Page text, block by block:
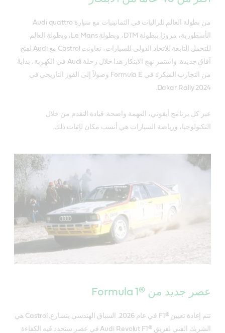
من بطولة العالم للراليات في الثمانينيات مع سيارة Audi quattro
الأسطورية، مرورًا ببطولة DTM، وبطولة Le Mans، وبطولة العالم
للتحمل التابعة للاتحاد الدولي للسيارات، تعاونت Castrol مع Audi لفتح
آفاق جديدة. واستمر نهج الابتكار هذا خلال رحلة Audi في الكهربة، بدايةً
من التجارب المبكرة في Formula E وصولاً إلى الفوز التاريخي في
Dakar Rally 2024.
عبر كل برنامج أيقوني، المهمة واضحة. قيادة التقدم من خلال
التكنولوجيا، ورياضة السيارات هي أنسب مكان لإثبات ذلك.
عصر جديد من Formula 1®‎
تتم إعادة تعيين F1®‎ في عام 2026. السباق الهندسي يتسارع. Castrol هي
الشريك الفني لفريق Audi Revolut F1®‎ في عصر ستحدد فيه الكفاءة